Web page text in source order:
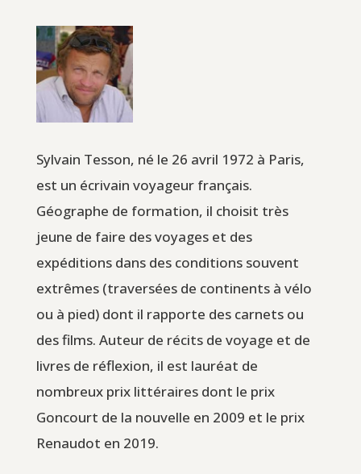
Sylvain Tesson, né le 26 avril 1972 à Paris,
est un écrivain voyageur français.
Géographe de formation, il choisit très
jeune de faire des voyages et des
expéditions dans des conditions souvent
extrêmes (traversées de continents à vélo
ou à pied) dont il rapporte des carnets ou
des films. Auteur de récits de voyage et de
livres de réflexion, il est lauréat de
nombreux prix littéraires dont le prix
Goncourt de la nouvelle en 2009 et le prix
Renaudot en 2019.